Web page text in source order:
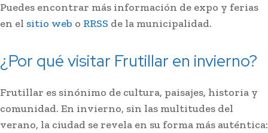
Puedes encontrar más información de expo y ferias
en el sitio web o RRSS de la municipalidad.
¿Por qué visitar Frutillar en invierno?
Frutillar es sinónimo de cultura, paisajes, historia y
comunidad. En invierno, sin las multitudes del
verano, la ciudad se revela en su forma más auténtica: